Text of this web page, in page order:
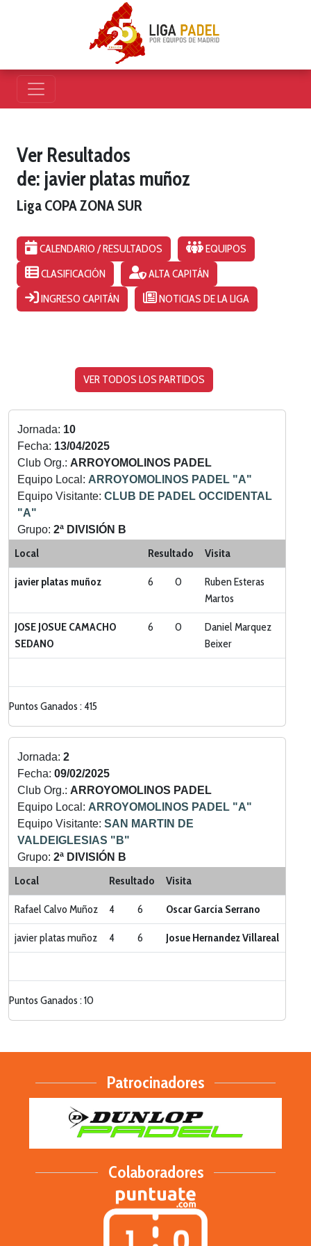
Ver Resultados
de: javier platas muñoz
Liga COPA ZONA SUR
CALENDARIO / RESULTADOS
EQUIPOS
CLASIFICACIÓN
ALTA CAPITÁN
INGRESO CAPITÁN
NOTICIAS DE LA LIGA
VER TODOS LOS PARTIDOS
Jornada: 10
Fecha: 13/04/2025
Club Org.: ARROYOMOLINOS PADEL
Equipo Local: ARROYOMOLINOS PADEL "A"
Equipo Visitante: CLUB DE PADEL OCCIDENTAL
"A"
Grupo: 2ª DIVISIÓN B
Categoria:
Local Resultado Visita
javier platas muñoz 6 0
Ruben Esteras
Martos
JOSE JOSUE CAMACHO
SEDANO
6 0
Daniel Marquez
Beixer
Puntos Ganados : 415
Jornada: 2
Fecha: 09/02/2025
Club Org.: ARROYOMOLINOS PADEL
Equipo Local: ARROYOMOLINOS PADEL "A"
Equipo Visitante: SAN MARTIN DE
VALDEIGLESIAS "B"
Grupo: 2ª DIVISIÓN B
Categoria:
LIGA ZONA SUR
Local Resultado Visita
Rafael Calvo Muñoz 4 6 Oscar García Serrano
javier platas muñoz 4 6 Josue Hernandez Villareal
Puntos Ganados : 10
Patrocinadores
Colaboradores